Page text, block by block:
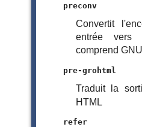
preconv
Convertit
entrée vers
comprend GNU
pre-grohtml
Traduit la
HTML
refer